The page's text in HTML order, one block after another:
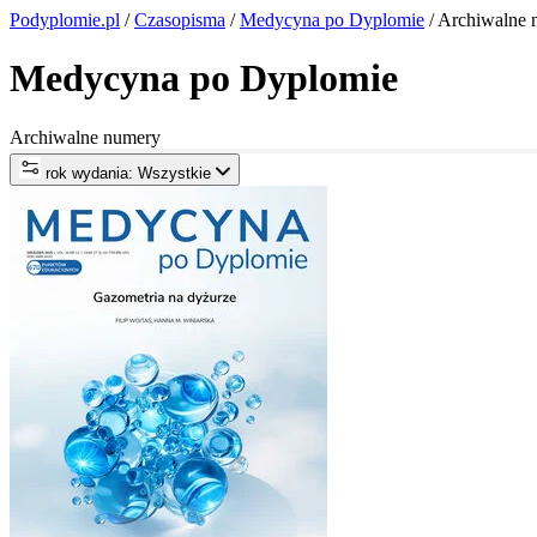
Podyplomie.pl /Czasopisma /Medycyna po Dyplomie / Archiwalne
Medycyna po Dyplomie
Archiwalne numery
rok wydania: Wszystkie